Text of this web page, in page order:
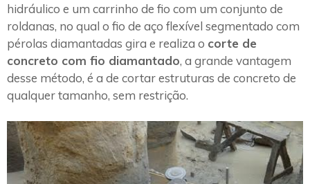
hidráulico e um carrinho de fio com um conjunto de
roldanas, no qual o fio de aço flexível segmentado com
pérolas diamantadas gira e realiza o corte de
concreto com fio diamantado, a grande vantagem
desse método, é a de cortar estruturas de concreto de
qualquer tamanho, sem restrição.